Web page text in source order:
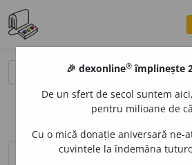
sinteza definițiilor (1) definiții
🎉 dexonline® împlinește
De un sfert de secol suntem
pentru milioane de
Cu o mică donație aniversară ne-
cuvintele la îndemâna